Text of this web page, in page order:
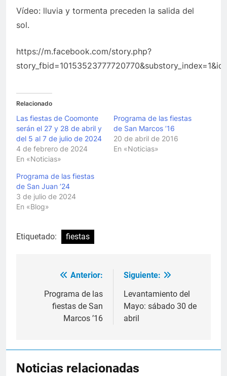
Vídeo: lluvia y tormenta preceden la salida del
sol.
https://m.facebook.com/story.php?
Relacionado
Las fiestas de Coomonte
serán el 27 y 28 de abril y
del 5 al 7 de julio de 2024
4 de febrero de 2024
En «Noticias»
Programa de las fiestas
de San Marcos ’16
20 de abril de 2016
En «Noticias»
Programa de las fiestas
de San Juan ’24
3 de julio de 2024
En «Blog»
Etiquetado: fiestas
Navegación
entradas
Anterior:
Programa de las
fiestas de San
Marcos ’16
Siguiente:
Levantamiento del
Mayo: sábado 30 de
abril
Noticias relacionadas